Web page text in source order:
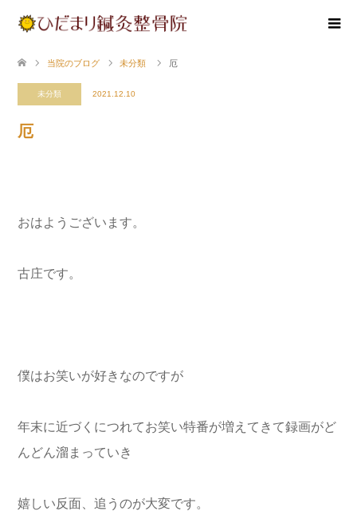
当院のブログ 未分類 厄
未分類 2021.12.10
厄
おはようございます。
古庄です。
僕はお笑いが好きなのですが
年末に近づくにつれてお笑い特番が増えてきて録画がど
んどん溜まっていき
嬉しい反面、追うのが大変です。